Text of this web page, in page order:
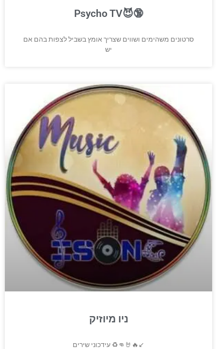
Psycho TV😈🔞
סרטונים משהימים ושווים שצריך אומץ בשביל לצפות בהם אם
יש
ניו מיוזיק
עידכוני שירים ♻👊🤘🔥↙